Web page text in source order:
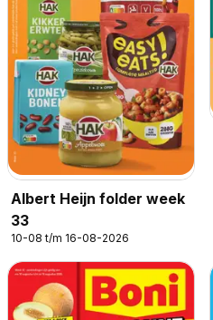
Albert Heijn folder week
33
10-08 t/m 16-08-2026